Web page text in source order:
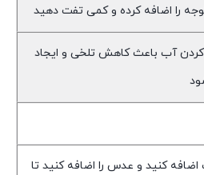
را اضافه کرده و کمی تفت دهید
آب باعث کاهش تلخی و ایجاد
کنید و عدس را اضافه کنید تا